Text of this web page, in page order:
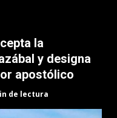
la
y designa
apostólico
de lectura